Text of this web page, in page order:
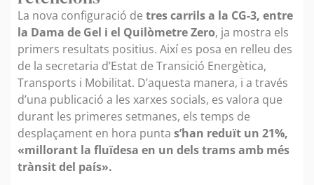
La nova configuració de tres carrils a la CG-3, entre
la Dama de Gel i el Quilòmetre Zero, ja mostra els
primers resultats positius. Així es posa en relleu des
de la secretaria d’Estat de Transició Energètica,
Transports i Mobilitat. D’aquesta manera, i a través
d’una publicació a les xarxes socials, es valora que
durant les primeres setmanes, els temps de
desplaçament en hora punta s’han reduït un 21%,
«millorant la fluïdesa en un dels trams amb més
trànsit del país».